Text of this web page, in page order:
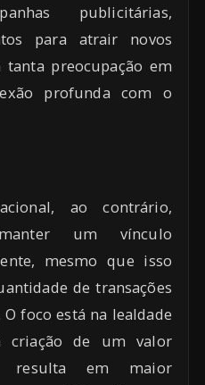
publicitárias,
para atrair novos
preocupação em
profunda com o
ao contrário,
um vínculo
mesmo que isso
de transações
foco está na lealdade
criação de um valor
resulta em maior